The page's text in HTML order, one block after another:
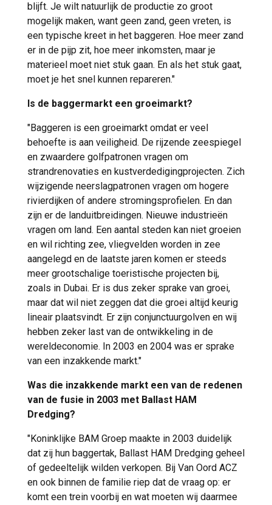
blijft. Je wilt natuurlijk de productie zo groot
mogelijk maken, want geen zand, geen vreten, is
een typische kreet in het baggeren. Hoe meer zand
er in de pijp zit, hoe meer inkomsten, maar je
materieel moet niet stuk gaan. En als het stuk gaat,
moet je het snel kunnen repareren."
Is de baggermarkt een groeimarkt?
"Baggeren is een groeimarkt omdat er veel
behoefte is aan veiligheid. De rijzende zeespiegel
en zwaardere golfpatronen vragen om
strandrenovaties en kustverdedigingprojecten. Zich
wijzigende neerslagpatronen vragen om hogere
rivierdijken of andere stromingsprofielen. En dan
zijn er de landuitbreidingen. Nieuwe industrieën
vragen om land. Een aantal steden kan niet groeien
en wil richting zee, vliegvelden worden in zee
aangelegd en de laatste jaren komen er steeds
meer grootschalige toeristische projecten bij,
zoals in Dubai. Er is dus zeker sprake van groei,
maar dat wil niet zeggen dat die groei altijd keurig
lineair plaatsvindt. Er zijn conjunctuurgolven en wij
hebben zeker last van de ontwikkeling in de
wereldeconomie. In 2003 en 2004 was er sprake
van een inzakkende markt."
Was die inzakkende markt een van de redenen
van de fusie in 2003 met Ballast HAM
Dredging?
"Koninklijke BAM Groep maakte in 2003 duidelijk
dat zij hun baggertak, Ballast HAM Dredging geheel
of gedeeltelijk wilden verkopen. Bij Van Oord ACZ
en ook binnen de familie riep dat de vraag op: er
komt een trein voorbij en wat moeten wij daarmee